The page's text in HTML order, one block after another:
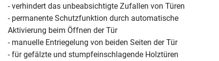
- verhindert das unbeabsichtigte Zufallen von Türen
- permanente Schutzfunktion durch automatische
Aktivierung beim Öffnen der Tür
- manuelle Entriegelung von beiden Seiten der Tür
- für gefälzte und stumpfeinschlagende Holztüren